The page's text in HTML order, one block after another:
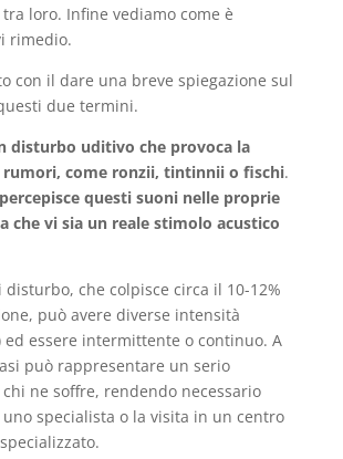
loro. Infine vediamo come è
rimedio.
con il dare una breve spiegazione sul
due termini.
disturbo uditivo che provoca la
rumori, come ronzii, tintinnii o fischi.
questi suoni nelle proprie
che vi sia un reale stimolo acustico
che colpisce circa il 10-12%
può avere diverse intensità
essere intermittente o continuo. A
può rappresentare un serio
ne soffre, rendendo necessario
uno specialista o la visita in un centro